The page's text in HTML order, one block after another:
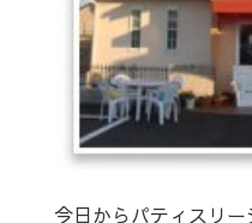
今日からパティスリ